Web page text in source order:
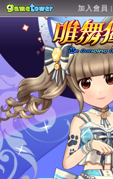
加入會員 |